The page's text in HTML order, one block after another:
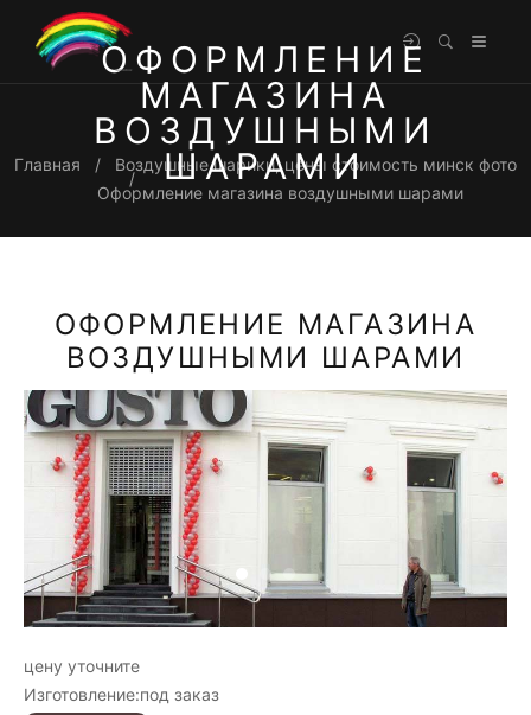
ОФОРМЛЕНИЕ
МАГАЗИНА
ВОЗДУШНЫМИ
ШАРАМИ
Главная
Воздушные шарики, цены стоимость минск фото
Оформление магазина воздушными шарами
ОФОРМЛЕНИЕ МАГАЗИНА
ВОЗДУШНЫМИ ШАРАМИ
цену уточните
Изготовление:под заказ